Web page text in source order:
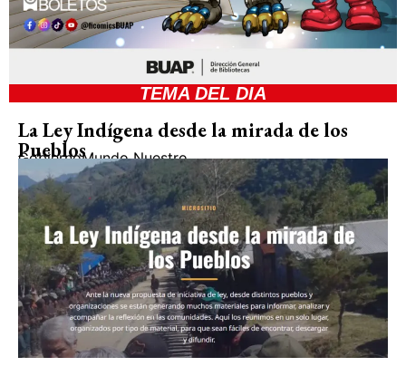
TEMA DEL DIA
La Ley Indígena desde la mirada de los
Pueblos
GobiernoMundo Nuestro